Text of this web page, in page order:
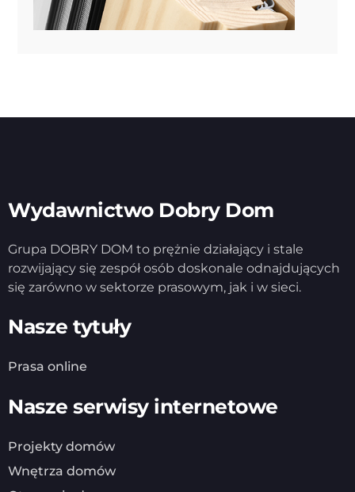
Wydawnictwo Dobry Dom
Grupa DOBRY DOM to prężnie działający i stale
rozwijający się zespół osób doskonale odnajdujących
się zarówno w sektorze prasowym, jak i w sieci.
Nasze tytuły
Prasa online
Nasze serwisy internetowe
Projekty domów
Wnętrza domów